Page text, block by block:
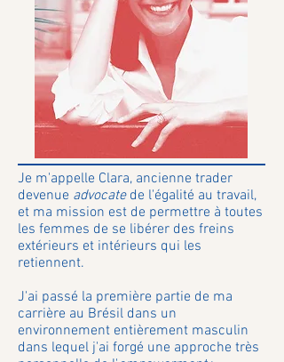
Je m'appelle Clara, ancienne trader
devenue advocatede l'égalité au travail,
et ma mission est de permettre à toutes
les femmes de se libérer des freins
extérieurs et intérieurs qui les
retiennent.
J'ai passé la première partie de ma
carrière au Brésil dans un
environnement entièrement masculin
dans lequel j'ai forgé une approche très